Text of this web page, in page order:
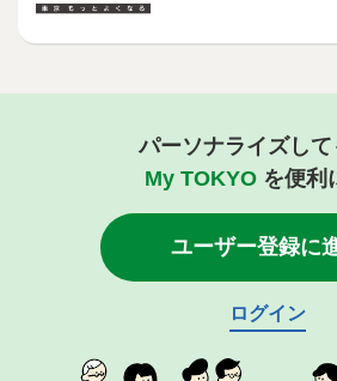
パーソナライズして
My TOKYOを便利
ユーザー登録に
ログイン